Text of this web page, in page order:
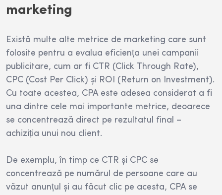
marketing
Există multe alte metrice de marketing care sunt
folosite pentru a evalua eficiența unei campanii
publicitare, cum ar fi CTR (Click Through Rate),
CPC (Cost Per Click) și ROI (Return on Investment).
Cu toate acestea, CPA este adesea considerat a fi
una dintre cele mai importante metrice, deoarece
se concentrează direct pe rezultatul final –
achiziția unui nou client.
De exemplu, în timp ce CTR și CPC se
concentrează pe numărul de persoane care au
văzut anunțul și au făcut clic pe acesta, CPA se